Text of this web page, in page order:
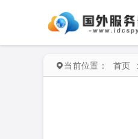
当前位置： 首页